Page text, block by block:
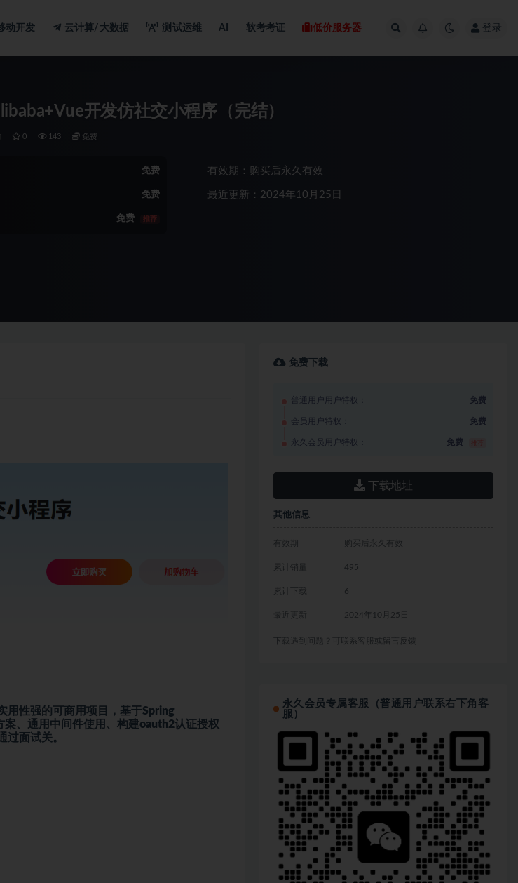
动开发 云计算/大数据 测试运维 AI 软考考证 低价服务器 登录
开发仿社交小程序（完结）
0 143 免费
免费
免费
免费 推荐
有效期：购买后永久有效
最近更新：2024年10月25日
用性强的可商用项目，基于Spring
、通用中间件使用、构建oauth2认证授权
面试关。
免费下载
普通用户用户特权： 免费
会员用户特权： 免费
永久会员用户特权： 免费
下载地址
其他信息
有效期 购买后永久有效
累计销量 495
累计下载 6
最近更新 2024年10月25日
下载遇到问题？可联系客服或留言反馈
永久会员专属客服（普通用户联系右下角客
服）